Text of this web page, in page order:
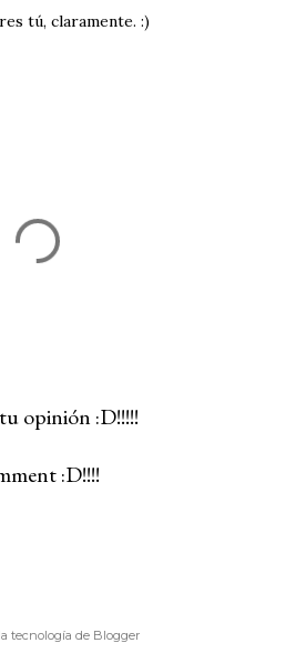
tú, claramente. :)
opinión :D!!!!!
:D!!!!
tecnología de Blogger